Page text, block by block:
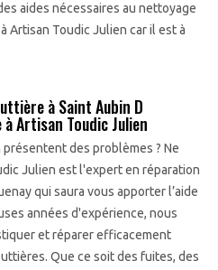
aides nécessaires au nettoyage
Artisan Toudic Julien car il est à
à Saint Aubin D
Artisan Toudic Julien
des problèmes ? Ne
Julien est l'expert en réparation
qui saura vous apporter l’aide
années d'expérience, nous
et réparer efficacement
Que ce soit des fuites, des